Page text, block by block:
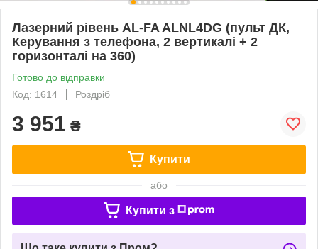
Лазерний рівень AL-FA ALNL4DG (пульт ДК,
Керування з телефона, 2 вертикалі + 2
горизонталі на 360)
Готово до відправки
Код: 1614
Роздріб
3 951 ₴
Купити
або
Купити з